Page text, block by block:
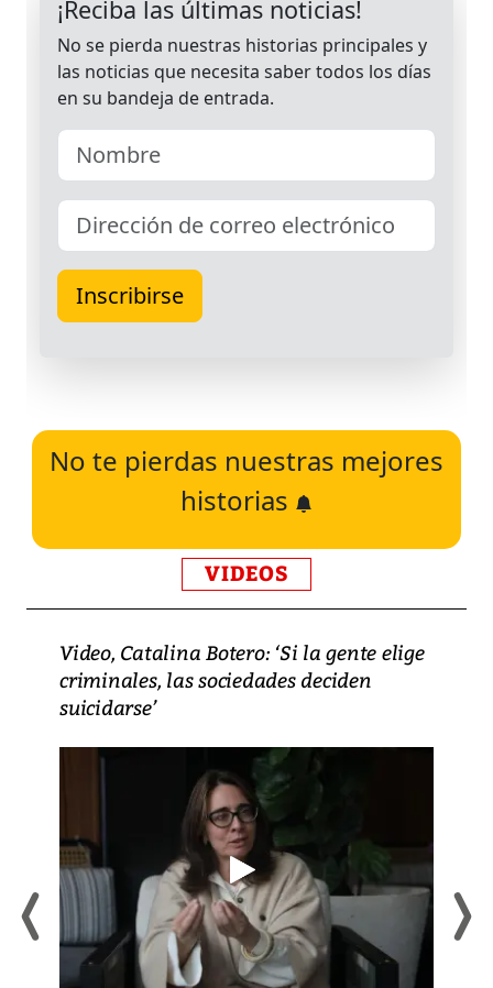
No te pierdas nuestras mejores
historias
VIDEOS
Video, Catalina Botero: ‘Si la gente elige
criminales, las sociedades deciden
suicidarse’